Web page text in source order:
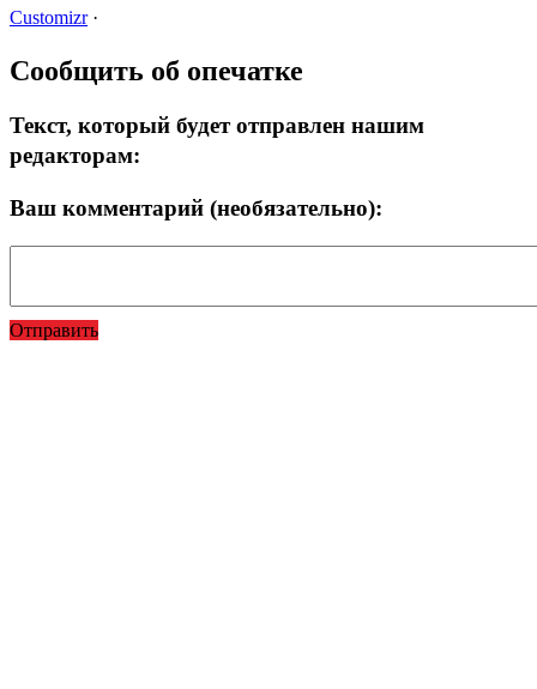
Customizr ·
Сообщить об опечатке
Текст, который будет отправлен нашим
редакторам:
Ваш комментарий (необязательно):
Отправить